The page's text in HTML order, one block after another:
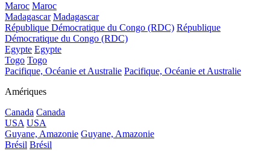
Maroc Maroc
Madagascar Madagascar
République Démocratique du Congo (RDC) République
Démocratique du Congo (RDC)
Egypte Egypte
Togo Togo
Pacifique, Océanie et Australie Pacifique, Océanie et Australie
Amériques
Canada Canada
USA USA
Guyane, Amazonie Guyane, Amazonie
Brésil Brésil